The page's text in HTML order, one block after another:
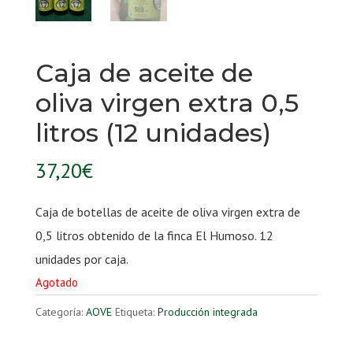
Caja de aceite de
oliva virgen extra 0,5
litros (12 unidades)
37,20€
Caja de botellas de aceite de oliva virgen extra de
0,5 litros obtenido de la finca El Humoso. 12
unidades por caja.
Agotado
Categoría: AOVE Etiqueta: Producción integrada